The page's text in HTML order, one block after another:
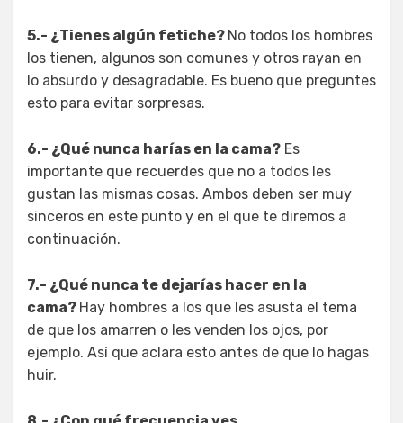
5.- ¿Tienes algún fetiche? No todos los hombres
los tienen, algunos son comunes y otros rayan en
lo absurdo y desagradable. Es bueno que preguntes
esto para evitar sorpresas.
6.- ¿Qué nunca harías en la cama? Es
importante que recuerdes que no a todos les
gustan las mismas cosas. Ambos deben ser muy
sinceros en este punto y en el que te diremos a
continuación.
7.- ¿Qué nunca te dejarías hacer en la
cama? Hay hombres a los que les asusta el tema
de que los amarren o les venden los ojos, por
ejemplo. Así que aclara esto antes de que lo hagas
huir.